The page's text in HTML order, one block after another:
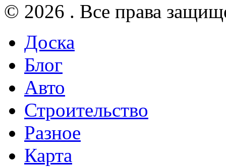
© 2026 . Все права
Доска
Блог
Авто
Строительство
Разное
Карта